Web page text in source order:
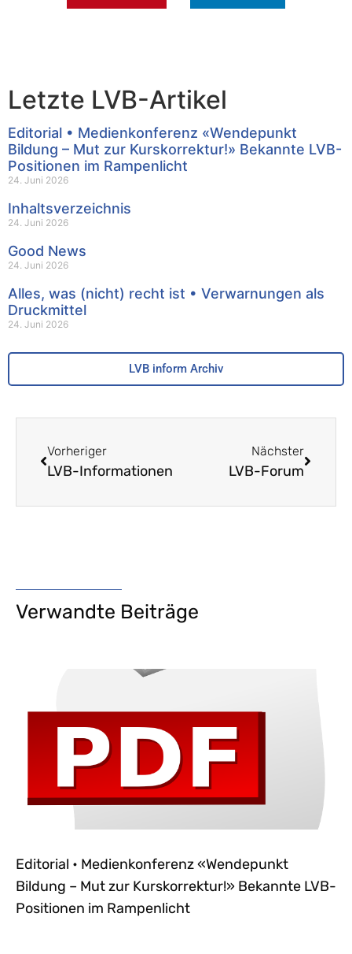
Letzte LVB-Artikel
Editorial • Medienkonferenz «Wendepunkt
Bildung – Mut zur Kurskorrektur!» Bekannte LVB-
Positionen im Rampenlicht
24. Juni 2026
Inhaltsverzeichnis
24. Juni 2026
Good News
24. Juni 2026
Alles, was (nicht) recht ist • Verwarnungen als
Druckmittel
24. Juni 2026
LVB inform Archiv
Vorheriger
LVB-Informationen
Nächster
LVB-Forum
Verwandte Beiträge
Editorial • Medienkonferenz «Wendepunkt
Bildung – Mut zur Kurskorrektur!» Bekannte LVB-
Positionen im Rampenlicht